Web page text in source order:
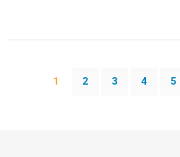
1 2 3 4 5